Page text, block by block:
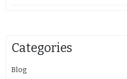
Categories
Blog